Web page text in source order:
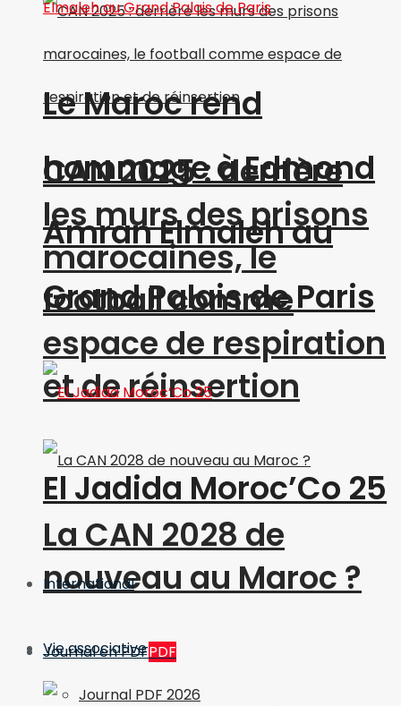
CAN 2025 : derrière
les murs des prisons
marocaines, le
football comme
espace de respiration
et de réinsertion
La CAN 2028 de
nouveau au Maroc ?
Journal en PDFPDF
Journal PDF 2026
Le Maroc rend
hommage à Edmond
Amran Elmaleh au
Grand Palais de Paris
El Jadida Moroc’Co 25
International
Vie associative